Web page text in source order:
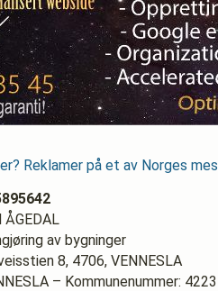
Reklamer på et av Norges
ÅGEDAL
av bygninger
8, 4706, VENNESLA
– Kommunenummer: 4223